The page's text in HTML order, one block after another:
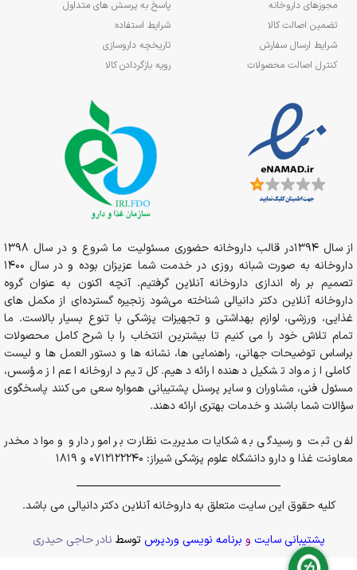
مجوزهای داروخانه
تضمین اصالت کالا
شرایط ارسال سفارش
کنترل اصالت محصولات
پاسخ به پرسش های متداول
شرایط استفاده
تاریخچه داروسازی
رویه بازگردادن کالا
از سال 1394در قالب داروخانه حضوری مسئولیت ما شروع و در سال 1398
داروخانه به صورت شبانه روزی در خدمت شما عزیزان بوده و در سال 1400
تصمیم بر راه اندازی داروخانه آنلاین گرفتیم. آنچه اکنون به عنوان گروه
داروخانه آنلاین دکتر دانیالی شناخته می‌شود زنجیره گسترده‌ای از مکمل های
غذایی، ورزشی، لوازم بهداشتی و تجهیزات پزشکی با تنوع بسیار بالاست. ما
تمام تلاش خود را می کنیم تا بیشترین انتخاب را با شرح کامل محصولات
براساس توضیحات جهانی، راهنمایی ها، نشانه ها و دستور العمل ها و لیست
کاملی از مواد تشکیل دهنده ارائه دهیم. کل تیم داروخانه اعم از مؤسس،
مسئول فنی، مشاوران و سایر پرسنل پشتیبانی همواره سعی می کنند پاسخگوی
سؤالات شما باشند و خدمات بهتری ارائه دهند.
لفن ثبت و رسیدگی به شکایات مدیریت نظارت بر امور دارو و مواد مخدر
معاونت غذا و دارو دانشگاه علوم پزشکی شیراز: 0712122240 و 1819
کلیه حقوق این سایت متعلق به داروخانه آنلاین دکتر دانیالی می باشد.
پشتیبانی سایت و برنامه نویسی وردپرس توسط نادر حاجی حیدری